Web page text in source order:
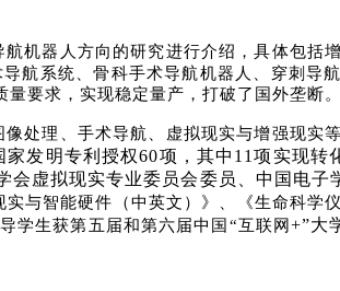
机器人方向的研究进行介绍，具体包括
航系统、骨科手术导航机器人、穿刺导
要求，实现稳定量产，打破了国外垄断。
处理、手术导航、虚拟现实与增强现实
家发明专利授权60项，其中 11项实现转
虚拟现实专业委员会委员、中国电子
与智能硬件（中英文）》、《生命科学
学生获第五届和第六届中国“互联网+”大